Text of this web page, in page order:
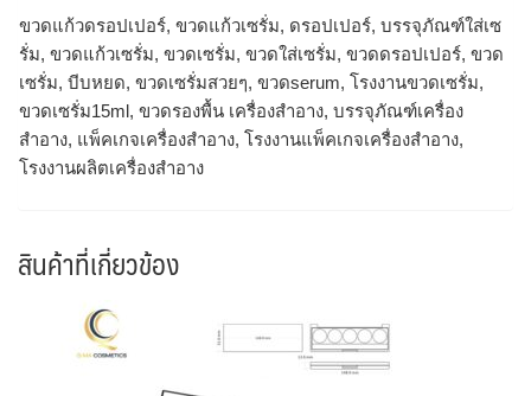
ขวดแก้วดรอปเปอร์, ขวดแก้วเซรั่ม, ดรอปเปอร์, บรรจุภัณฑ์ใส่เซ
รั่ม, ขวดแก้วเซรั่ม, ขวดเซรั่ม, ขวดใส่เซรั่ม, ขวดดรอปเปอร์, ขวด
เซรั่ม, บีบหยด, ขวดเซรั่มสวยๆ, ขวดserum, โรงงานขวดเซรั่ม,
ขวดเซรั่ม15ml, ขวดรองพื้น เครื่องสำอาง, บรรจุภัณฑ์เครื่อง
สำอาง, แพ็คเกจเครื่องสำอาง, โรงงานแพ็คเกจเครื่องสำอาง,
โรงงานผลิตเครื่องสำอาง
สินค้าที่เกี่ยวข้อง